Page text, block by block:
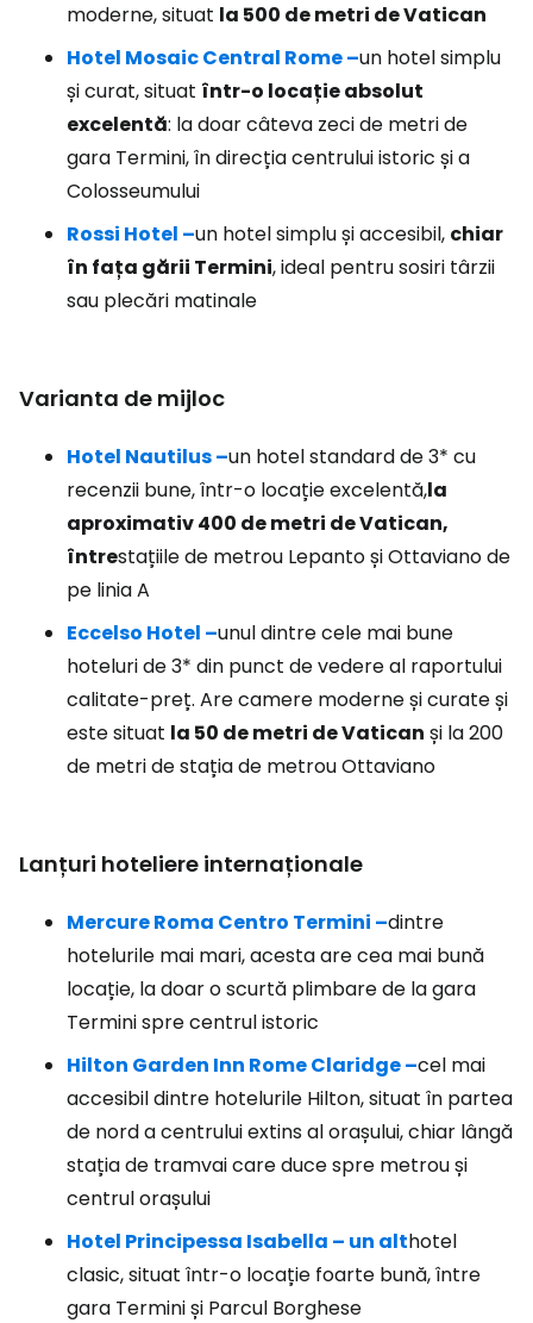
moderne, situat la 500 de metri de Vatican
Hotel Mosaic Central Rome –un hotel simplu
și curat, situat într-o locație absolut
excelentă: la doar câteva zeci de metri de
gara Termini, în direcția centrului istoric și a
Colosseumului
Rossi Hotel –un hotel simplu și accesibil, chiar
în fața gării Termini, ideal pentru sosiri târzii
sau plecări matinale
Varianta de mijloc
Hotel Nautilus –un hotel standard de 3* cu
recenzii bune, într-o locație excelentă,la
aproximativ 400 de metri de Vatican,
întrestațiile de metrou Lepanto și Ottaviano de
pe linia A
Eccelso Hotel –unul dintre cele mai bune
hoteluri de 3* din punct de vedere al raportului
calitate-preț. Are camere moderne și curate și
este situat la 50 de metri de Vatican și la 200
de metri de stația de metrou Ottaviano
Lanțuri hoteliere internaționale
Mercure Roma Centro Termini –dintre
hotelurile mai mari, acesta are cea mai bună
locație, la doar o scurtă plimbare de la gara
Termini spre centrul istoric
Hilton Garden Inn Rome Claridge –cel mai
accesibil dintre hotelurile Hilton, situat în partea
de nord a centrului extins al orașului, chiar lângă
stația de tramvai care duce spre metrou și
centrul orașului
Hotel Principessa Isabella – un althotel
clasic, situat într-o locație foarte bună, între
gara Termini și Parcul Borghese